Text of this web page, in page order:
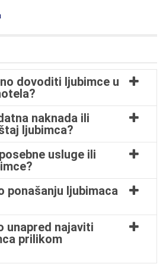
dovoditi ljubimce u
naknada ili
ljubimca?
usluge ili
ponašanju ljubimaca
unapred najaviti
prilikom